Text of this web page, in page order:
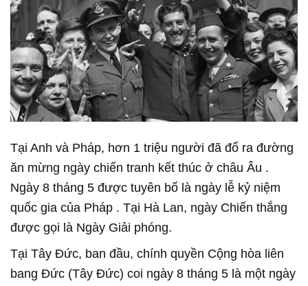
Tại Anh và Pháp, hơn 1 triệu người đã đổ ra đường
ăn mừng ngày chiến tranh kết thúc ở châu Âu .
Ngày 8 tháng 5 được tuyên bố là ngày lễ kỷ niệm
quốc gia của Pháp . Tại Hà Lan, ngày Chiến thắng
được gọi là Ngày Giải phóng.
Tại Tây Đức, ban đầu, chính quyền Cộng hòa liên
bang Đức (Tây Đức) coi ngày 8 tháng 5 là một ngày